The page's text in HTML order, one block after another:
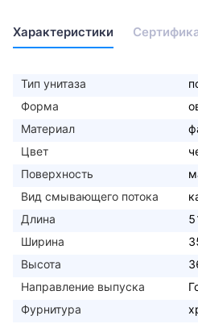
Характеристики
Тип унитаза
Форма
Материал
Цвет
Поверхность
Вид смывающего потока
Длина
Ширина
Высота
Направление выпуска
Фурнитура